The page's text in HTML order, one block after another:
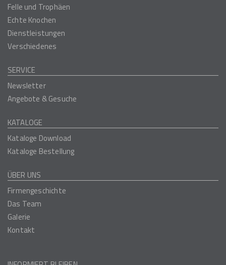
Felle und Trophäen
Echte Knochen
Dienstleistungen
Verschiedenes
SERVICE
Newsletter
Angebote & Gesuche
KATALOGE
Kataloge Download
Kataloge Bestellung
ÜBER UNS
Firmengeschichte
Das Team
Galerie
Kontakt